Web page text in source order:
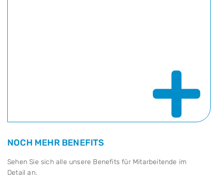
+
NOCH MEHR BENEFITS
Sehen Sie sich alle unsere Benefits für Mitarbeitende im
Detail an.